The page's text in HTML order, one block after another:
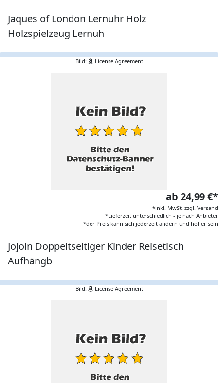
Jaques of London Lernuhr Holz
Holzspielzeug Lernuh
Bild: License Agreement
ab 24,99 €*
*inkl. MwSt. zzgl. Versand
*Lieferzeit unterschiedlich - je nach Anbieter
*der Preis kann sich jederzeit ändern und höher sein
Jojoin Doppeltseitiger Kinder Reisetisch
Aufhängb
Bild: License Agreement